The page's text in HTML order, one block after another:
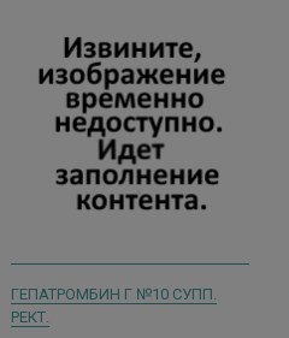
ГЕПАТРОМБИН Г №10 СУПП.
РЕКТ.